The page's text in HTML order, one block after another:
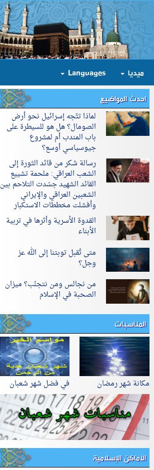
ميديا Languages
احدث المواضيع
لماذا تتّجه إسرائيل نحو أرض
الصومال؟ هل هو للسيطرة على
باب المندب أم لمشروع
جيوسياسي أوسع؟
رسالة شكر من قائد الثورة إلى
الشعب العراقي: ملحمة تشييع
القائد الشهيد جسّدت التلاحم بين
الشعبين العراقي والإيراني
وأفشلت مخططات الاستكبار
القدوة الأسرية وأثرها في تربية
الأبناء
متى تُقبل توبتنا إلى الله عز
وجل؟
من نجالس ومن نتجنّب؟ ميزان
الصحبة في الإسلام
المناسبات
مكانة شهر رمضان في فضل شهر شعبان
الأماكن الإسلامية